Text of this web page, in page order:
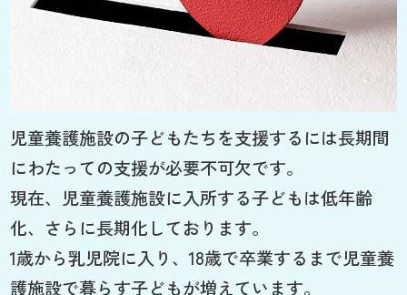
児童養護施設の子どもたちを支援するには長期間
にわたっての支援が必要不可欠です。
現在、児童養護施設に入所する子どもは低年齢
化、さらに長期化しております。
1歳から乳児院に入り、18歳で卒業するまで児童養
護施設で暮らす子どもが増えています。